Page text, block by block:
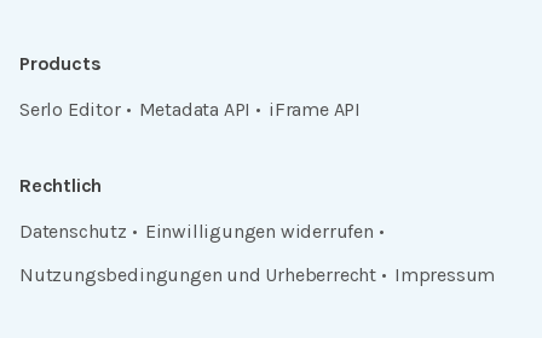
Products
Serlo Editor
Metadata API iFrame API
Rechtlich
Datenschutz
Einwilligungen widerrufen
Nutzungsbedingungen und Urheberrecht
Impressum